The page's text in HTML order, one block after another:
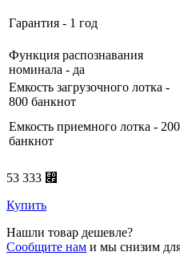
Гарантия - 1 год
Функция распознавания
номинала - да
Емкость загрузочного лотка -
800 банкнот
Емкость приемного лотка - 200
банкнот
53 333 ⃏
Купить
Нашли товар дешевле?
Сообщите нам и мы снизим